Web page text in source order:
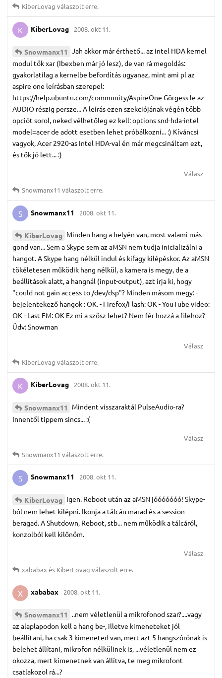
KiberLovag válaszolt erre.
K KiberLovag 2008. okt 11.
Snowmanx11 Jah akkor már érthető... az intel HDA kernel
modul tök xar (Ibexben már jó lesz), de van rá megoldás:
gyakorlatilag a kernelbe befordítás ugyanaz, mint ami pl az
aspire one leírásban szerepel:
https://help.ubuntu.com/community/AspireOne Görgess le az
AUDIO részig persze... A leírás ezen szekciójának végén több
opciót sorol, neked vélhetőleg ez kell: options snd-hda-intel
model=acer de adott esetben lehet próbálkozni... :) Kíváncsi
vagyok, Acer 2920-as Intel HDA-val én már megcsináltam ezt,
és tök jó lett... :)
Válasz
Snowmanx11 válaszolt erre.
S Snowmanx11 2008. okt 11.
KiberLovag Minden hang a helyén van, most valami más
gond van... Sem a Skype sem az aMSN nem tudja inicializálni a
hangot. A Skype hang nélkül indul és kifagy kilépéskor. Az aMSN
tökéletesen működik hang nélkül, a kamera is megy, de a
beállítások alatt, a hangnál (input-output), azt írja ki, hogy
"could not gain access to /dev/dsp"? Minden másom megy: -
bejelentekező hangok : OK. - Firefox/Flash: OK - YouTube video:
OK - Last FM: OK Ez mi a szösz lehet? Nem fér hozzá a filehoz?
Üdv: Snowman
Válasz
KiberLovag válaszolt erre.
K KiberLovag 2008. okt 11.
Snowmanx11
Mindent visszaraktál PulseAudio-ra?
Innentől tippem sincs... :(
Válasz
Snowmanx11 válaszolt erre.
S Snowmanx11 2008. okt 11.
KiberLovag Igen. Reboot után az aMSN jóóóóóóó! Skype-
ból nem lehet kilépni. Ikonja a tálcán marad és a session
beragad. A Shutdown, Reboot, stb... nem működik a tálcáról,
konzolból kell kilőnöm.
Válasz
xababax és KiberLovag válaszolt erre.
X xababax 2008. okt 11.
Snowmanx11
..nem véletlenül a mikrofonod szar?....vagy
az alaplapodon kell a hang be-, illetve kimeneteket jól
beállítani, ha csak 3 kimeneted van, mert azt 5 hangszórónak is
belehet állítani, mikrofon nélkülinek is, ...véletlenül nem ez
okozza, mert kimenetnek van állítva, te meg mikrofont
csatlakozol rá...?